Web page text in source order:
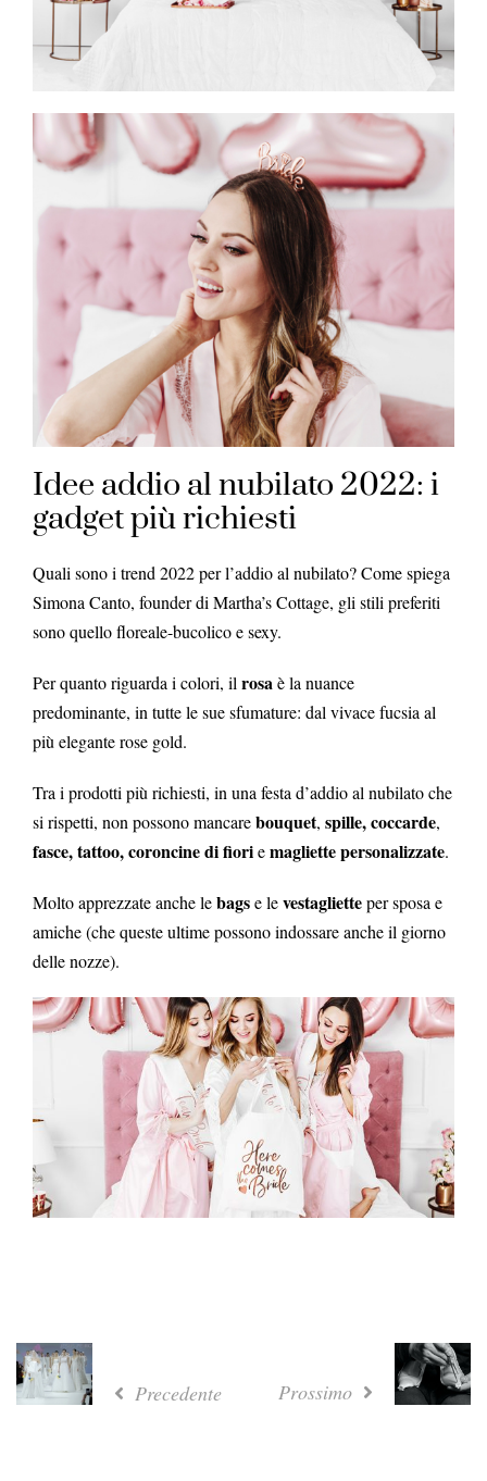
Idee addio al nubilato 2022: i
gadget più richiesti
Quali sono i trend 2022 per l’addio al nubilato? Come spiega
Simona Canto, founder di Martha’s Cottage, gli stili preferiti
sono quello floreale-bucolico e sexy.
Per quanto riguarda i colori, il rosa è la nuance
predominante, in tutte le sue sfumature: dal vivace fucsia al
più elegante rose gold.
Tra i prodotti più richiesti, in una festa d’addio al nubilato che
si rispetti, non possono mancarebouquet, spille,coccarde,
fasce, tattoo,coroncine di fioriemagliette personalizzate.
Molto apprezzate anche lebagse levestaglietteper sposa e
amiche (che queste ultime possono indossare anche il giorno
delle nozze).
Precedente Prossimo